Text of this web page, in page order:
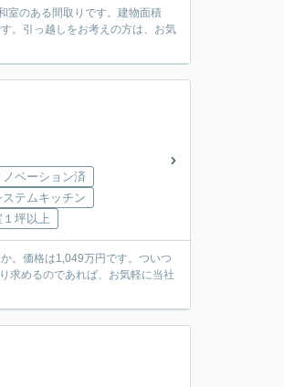
室のある間取りです。建物面積
。引っ越しをお考えの方は、お気
ノベーション済
ステムキッチン
１坪以上
。価格は1,049万円です。ついつ
求めるのであれば、お気軽に当社